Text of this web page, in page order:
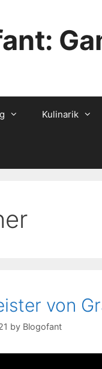
Kulinarik
von
by Blogofant